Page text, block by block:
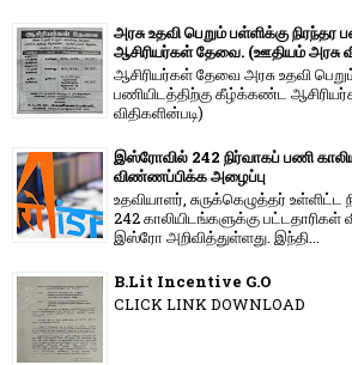
அரசு உதவி பெறும் பள்ளிக்கு
ஆசிரியர்கள் தேவை. (ஊதியம் அரசு
ஆசிரியர்கள் தேவை அரசு உதவி
பணியிடத்திற்கு கீழ்க்கண்ட
விதிகளின்படி)
இஸ்ரோவில் 242 நிர்வாகப் பணி
விண்ணப்பிக்க அழைப்பு
உதவியாளர், சுருக்கெழுத்தர்
242 காலியிடங்களுக்கு
இஸ்ரோ அறிவித்துள்ளது. இந்தி...
B.Lit Incentive G.O
CLICK LINK DOWNLOAD